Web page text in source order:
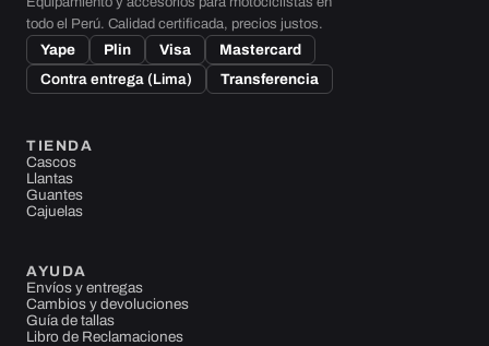
todo el Perú. Calidad certificada, precios justos.
Yape Plin Visa
Mastercard
Contra entrega (Lima)
Transferencia
TIENDA
Cascos
Llantas
Guantes
Cajuelas
AYUDA
Envíos y entregas
Cambios y devoluciones
Guía de tallas
Libro de Reclamaciones